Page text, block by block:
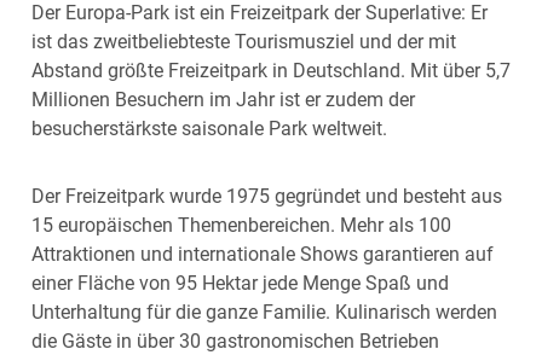
Der Europa-Park ist ein Freizeitpark der Superlative: Er
ist das zweitbeliebteste Tourismusziel und der mit
Abstand größte Freizeitpark in Deutschland. Mit über 5,7
Millionen Besuchern im Jahr ist er zudem der
besucherstärkste saisonale Park weltweit.
Der Freizeitpark wurde 1975 gegründet und besteht aus
15 europäischen Themenbereichen. Mehr als 100
Attraktionen und internationale Shows garantieren auf
einer Fläche von 95 Hektar jede Menge Spaß und
Unterhaltung für die ganze Familie. Kulinarisch werden
die Gäste in über 30 gastronomischen Betrieben